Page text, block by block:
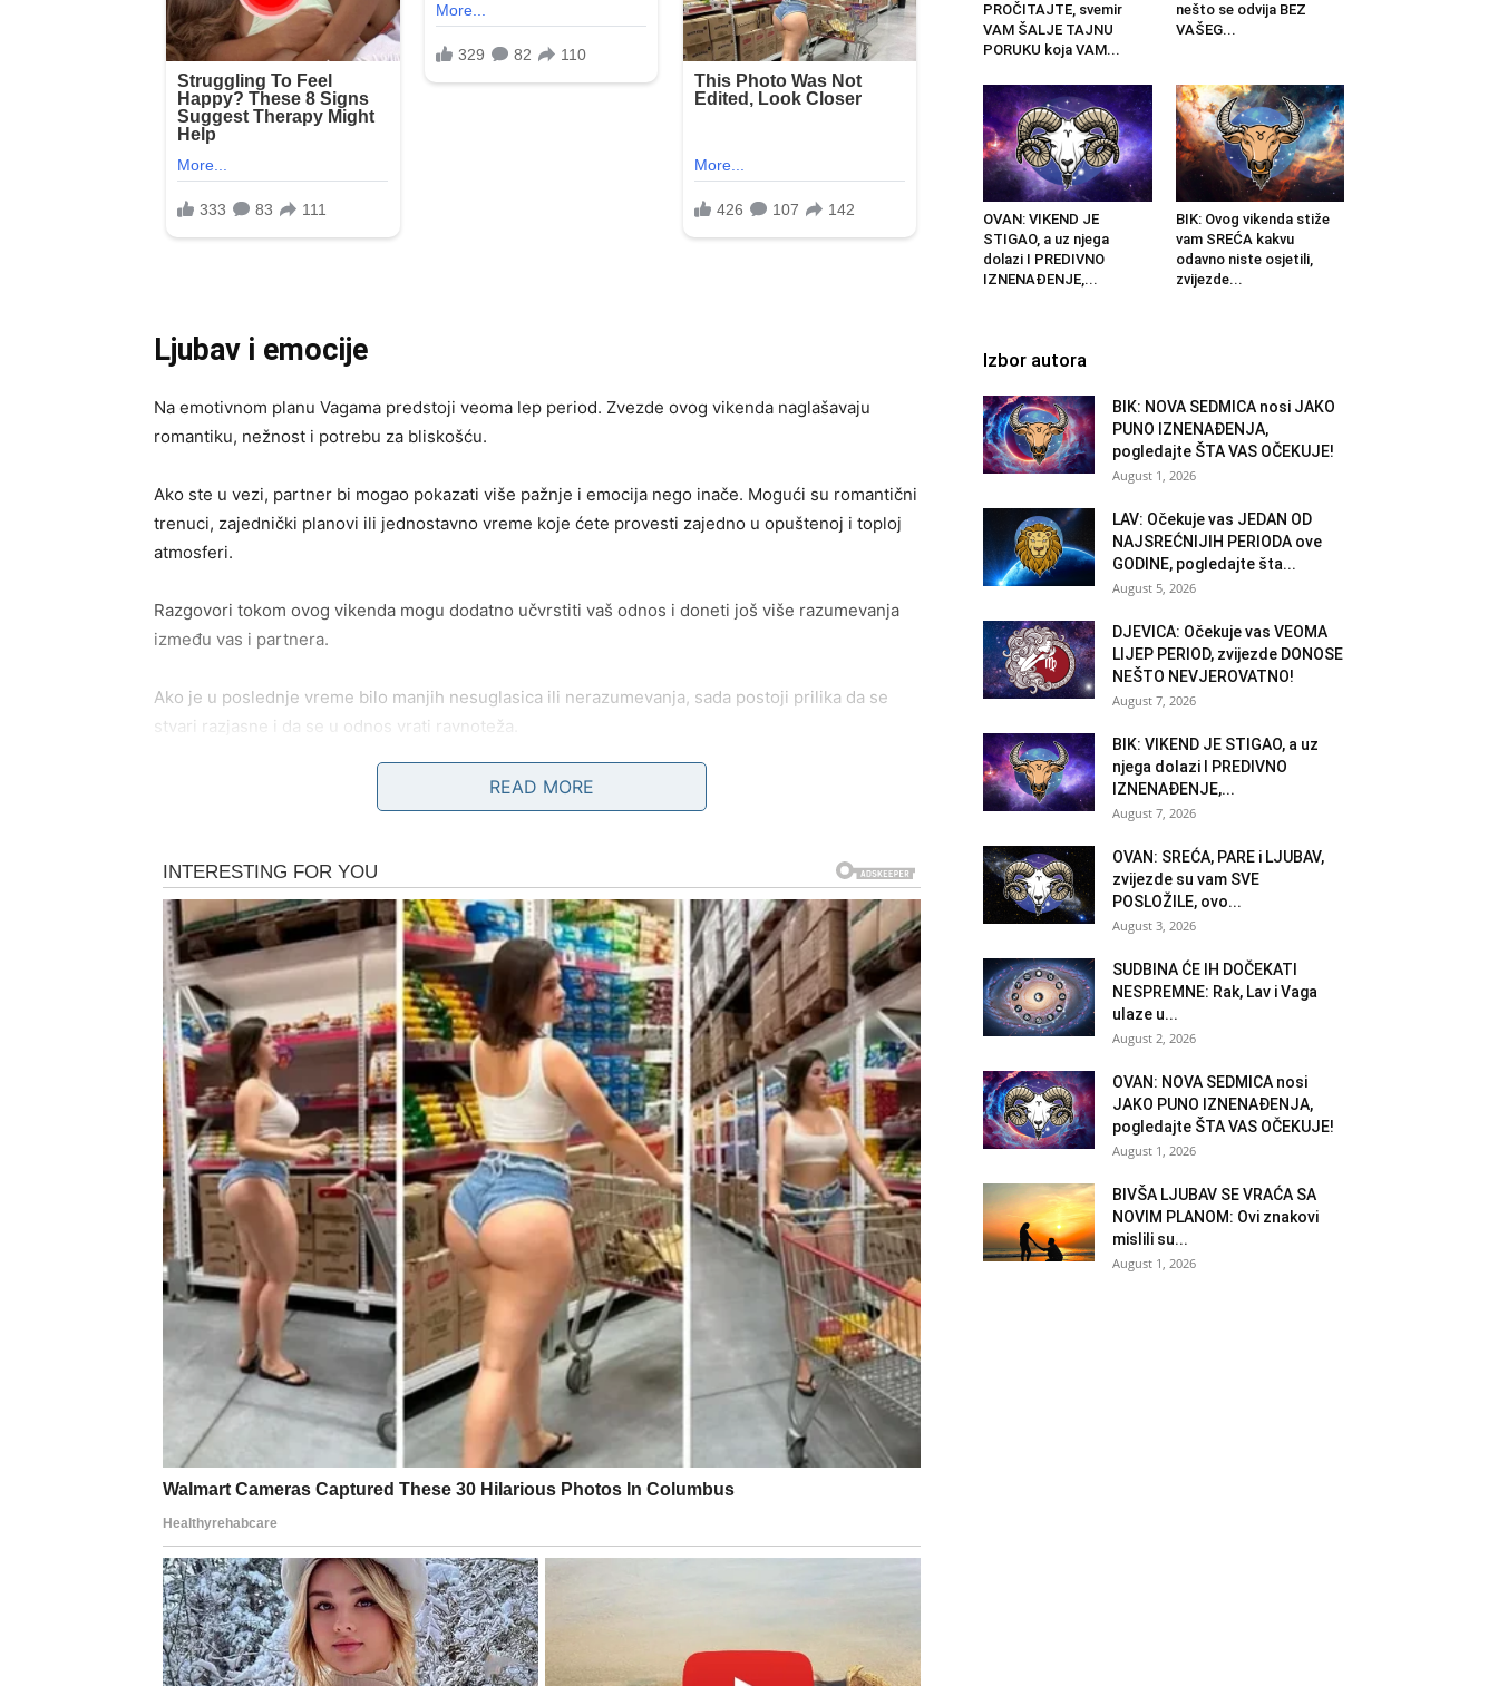
Ljubav i emocije
Na emotivnom planu Vagama predstoji veoma lep period. Zvezde ovog vikenda naglašavaju
romantiku, nežnost i potrebu za bliskošću.
Ako ste u vezi, partner bi mogao pokazati više pažnje i emocija nego inače. Mogući su romantični
trenuci, zajednički planovi ili jednostavno vreme koje ćete provesti zajedno u opuštenoj i toploj
atmosferi.
Razgovori tokom ovog vikenda mogu dodatno učvrstiti vaš odnos i doneti još više razumevanja
između vas i partnera.
Ako je u poslednje vreme bilo manjih nesuglasica ili nerazumevanja, sada postoji prilika da se
stvari razjasne i da se u odnos vrati ravnoteža.
Za slobodne Vage ovaj vikend može doneti zanimljivo poznanstvo. Neko bi mogao biti privučen
vašim šarmom, načinom komunikacije i prirodnom elegancijom.
Susret može početi sasvim spontano – kroz druženje, izlazak ili razgovor koji u početku deluje
običan, ali nosi posebnu energiju.
Posao i planovi
Iako je vikend vreme odmora, Vage će možda razmišljati o svojim planovima i budućnosti. Vaša
prirodna sposobnost da sagledate situacije iz više uglova često vam pomaže da donesete mudre
odluke.
Tokom ovog vikenda mogli biste dobiti zanimljivu ideju ili inspiraciju koja će vam pomoći da
sagledate neki plan iz drugačije perspektive.
Moguće je i da ćete kroz razgovor sa bliskom osobom dobiti savet koji će vam pomoći da
donesete odluku o nečemu što vam je već neko vreme na umu.
Ovaj vikend može vam doneti osećaj da ste bliže ostvarenju svojih ciljeva nego što ste mislili.
Energija i raspoloženje
Vage će tokom ovog vikenda želeti da se okruže lepom energijom. Možda ćete imati želju da
izađete, da provedete vreme sa prijateljima ili da radite stvari koje vam donose zadovoljstvo.
Vaša prirodna harizma biće posebno naglašena, pa nije isključeno da ćete privlačiti pažnju gde
god da se pojavite.
Mnogi pripadnici ovog znaka mogli bi tokom ovog vikenda dobiti komplimente ili pohvale koje će
READ MORE
PROČITAJTE, svemir
VAM ŠALJE TAJNU
PORUKU koja VAM...
nešto se odvija BEZ
VAŠEG...
OVAN: VIKEND JE
STIGAO, a uz njega
dolazi I PREDIVNO
IZNENAĐENJE,...
BIK: Ovog vikenda stiže
vam SREĆA kakvu
odavno niste osjetili,
zvijezde...
Izbor autora
BIK: NOVA SEDMICA nosi JAKO
PUNO IZNENAĐENJA,
pogledajte ŠTA VAS OČEKUJE!
August 1, 2026
LAV: Očekuje vas JEDAN OD
NAJSREĆNIJIH PERIODA ove
GODINE, pogledajte šta...
August 5, 2026
DJEVICA: Očekuje vas VEOMA
LIJEP PERIOD, zvijezde DONOSE
NEŠTO NEVJEROVATNO!
August 7, 2026
BIK: VIKEND JE STIGAO, a uz
njega dolazi I PREDIVNO
IZNENAĐENJE,...
August 7, 2026
OVAN: SREĆA, PARE i LJUBAV,
zvijezde su vam SVE
POSLOŽILE, ovo...
August 3, 2026
SUDBINA ĆE IH DOČEKATI
NESPREMNE: Rak, Lav i Vaga
ulaze u...
August 2, 2026
OVAN: NOVA SEDMICA nosi
JAKO PUNO IZNENAĐENJA,
pogledajte ŠTA VAS OČEKUJE!
August 1, 2026
BIVŠA LJUBAV SE VRAĆA SA
NOVIM PLANOM: Ovi znakovi
mislili su...
August 1, 2026